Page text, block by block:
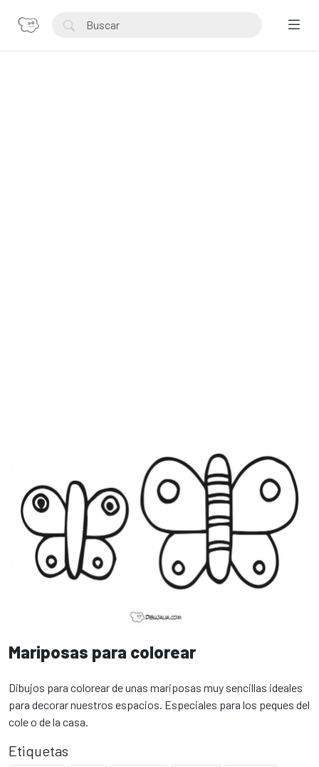
Mariposas para colorear
Dibujos para colorear de unas mariposas muy sencillas ideales
para decorar nuestros espacios. Especiales para los peques del
cole o de la casa.
Etiquetas